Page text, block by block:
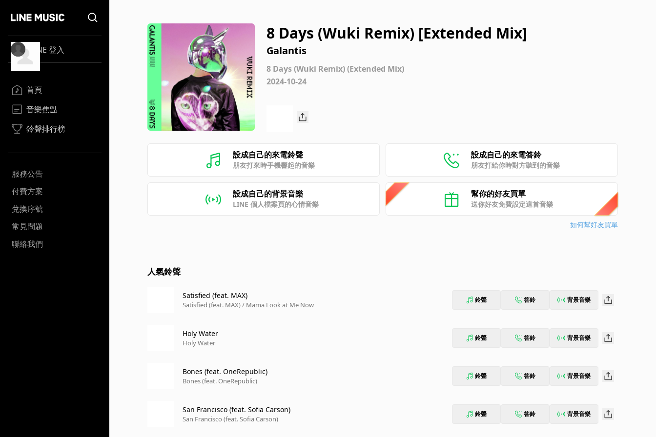
LINE 登入
首頁
音樂焦點
鈴聲排行榜
服務公告
付費方案
兌換序號
常見問題
聯絡我們
8 Days (Wuki Remix) [Extended Mix]
Galantis
8 Days (Wuki Remix) (Extended Mix)
2024-10-24
設成自己的來電鈴聲
朋友打來時手機響起的音樂
設成自己的來電答鈴
朋友打給你時對方聽到的音樂
設成自己的背景音樂
LINE 個人檔案頁的心情音樂
幫你的好友買單
送你好友免費設定這首音樂
如何幫好友買單
人氣鈴聲
Satisfied (feat. MAX)
Satisfied (feat. MAX) / Mama Look at Me Now
鈴聲 答鈴 背景音樂
Holy Water
Holy Water
鈴聲 答鈴 背景音樂
Bones (feat. OneRepublic)
Bones (feat. OneRepublic)
鈴聲 答鈴 背景音樂
San Francisco (feat. Sofia Carson)
San Francisco (feat. Sofia Carson)
鈴聲 答鈴 背景音樂